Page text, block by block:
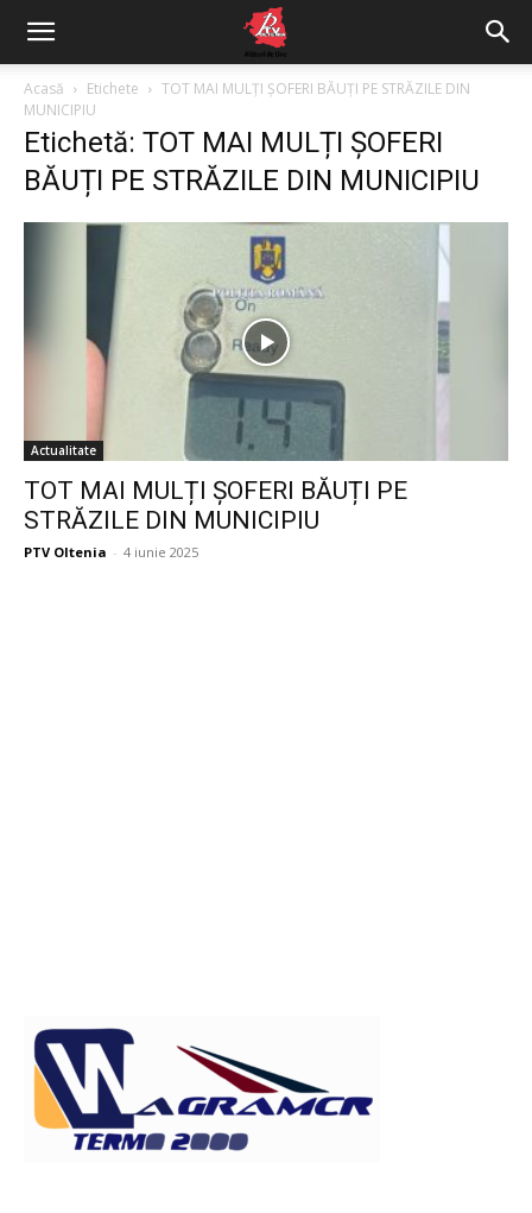
Acasă Etichete
TOT MAI MULȚI ȘOFERI BĂUȚI PE STRĂZILE DIN
MUNICIPIU
Etichetă: TOT MAI MULȚI ȘOFERI
BĂUȚI PE STRĂZILE DIN MUNICIPIU
Actualitate
TOT MAI MULȚI ȘOFERI BĂUȚI PE
STRĂZILE DIN MUNICIPIU
PTV Oltenia - 4 iunie 2025